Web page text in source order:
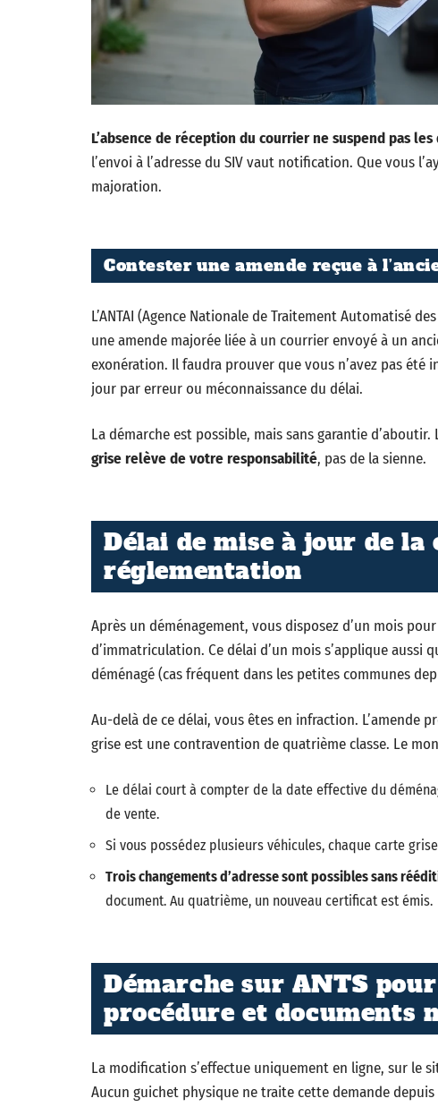
L’absence de réception du courrier ne suspend pas
l’envoi à l’adresse du SIV vaut notification. Que vous
majoration.
Contester une amende reçue à
L’ANTAI (Agence Nationale de Traitement Automatisé
une amende majorée liée à un courrier envoyé à un
exonération. Il faudra prouver que vous n’avez pas été
jour par erreur ou méconnaissance du délai.
La démarche est possible, mais sans garantie
grise relève de votre responsabilité, pas de la sienne.
Délai de mise à jour de
réglementation
Après un déménagement, vous disposez d’un mois
d’immatriculation. Ce délai d’un mois s’applique aussi
déménagé (cas fréquent dans les petites communes
Au-delà de ce délai, vous êtes en infraction. L’amende
grise est une contravention de quatrième classe. Le
Le délai court à compter de la date effective du
de vente.
Si vous possédez plusieurs véhicules, chaque carte
Trois changements d’adresse sont possibles sans
document. Au quatrième, un nouveau certificat est émis.
Démarche sur ANTS
procédure et documents
La modification s’effectue uniquement en ligne, sur le
Aucun guichet physique ne traite cette demande